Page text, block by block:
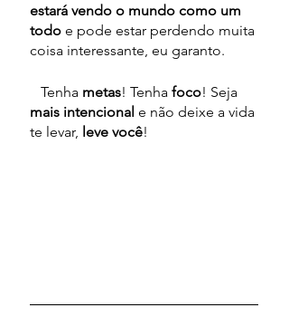
estará vendo o mundo como um
todo e pode estar perdendo muita
coisa interessante, eu garanto.
   Tenha
metas! Tenha foco! Seja
mais intencional e não deixe a vida
te levar, leve você!